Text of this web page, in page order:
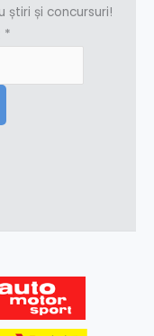
și concursuri!
*